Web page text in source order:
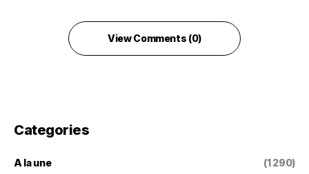
View Comments (0)
Categories
A la une (1 290)